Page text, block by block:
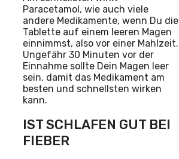
Paracetamol, wie auch viele
andere Medikamente, wenn Du die
Tablette auf einem leeren Magen
einnimmst, also vor einer Mahlzeit.
Ungefähr 30 Minuten vor der
Einnahme sollte Dein Magen leer
sein, damit das Medikament am
besten und schnellsten wirken
kann.
IST SCHLAFEN GUT BEI
FIEBER